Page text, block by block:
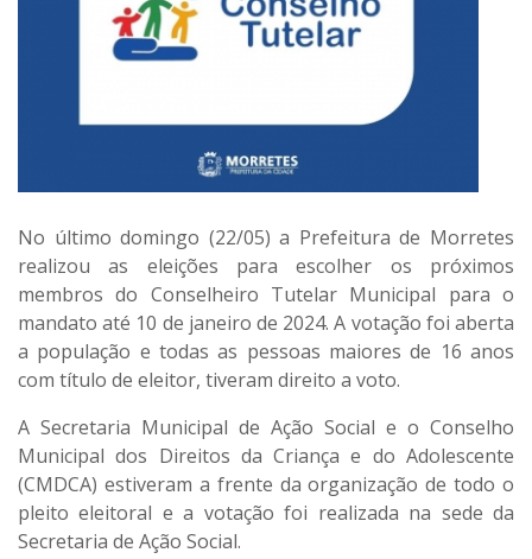
No último domingo (22/05) a Prefeitura de Morretes
realizou as eleições para escolher os próximos
membros do Conselheiro Tutelar Municipal para o
mandato até 10 de janeiro de 2024. A votação foi aberta
a população e todas as pessoas maiores de 16 anos
com título de eleitor, tiveram direito a voto.
A Secretaria Municipal de Ação Social e o Conselho
Municipal dos Direitos da Criança e do Adolescente
(CMDCA) estiveram a frente da organização de todo o
pleito eleitoral e a votação foi realizada na sede da
Secretaria de Ação Social.